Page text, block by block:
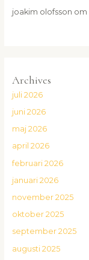
joakim olofsson om
Archives
juli 2026
juni 2026
maj 2026
april 2026
februari 2026
januari 2026
november 2025
oktober 2025
september 2025
augusti 2025